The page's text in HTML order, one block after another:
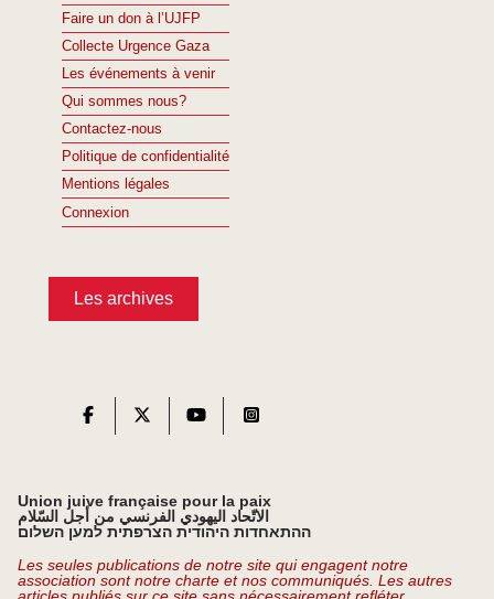
Faire un don à l’UJFP
Collecte Urgence Gaza
Les événements à venir
Qui sommes nous?
Contactez-nous
Politique de confidentialité
Mentions légales
Connexion
Les archives
Union juive française pour la paix
الاتّحاد اليهودي الفرنسي من أجل السّلام
ההתאחדות היהודית הצרפתית למען השלום
Les seules publications de notre site qui engagent notre
association sont notre charte et nos communiqués. Les autres